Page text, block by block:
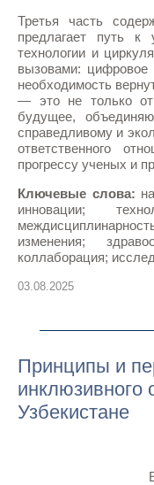
Третья часть
предлагает путь к
технологии и
вызовами: цифровое
необходимость
— это не только
будущее,
справедливому и
ответственного
прогрессу ученых и
Ключевые слова:
инновации;
изменения;
коллаборация;
03.08.2025
Принципы и
инклюзивного
Узбекистане